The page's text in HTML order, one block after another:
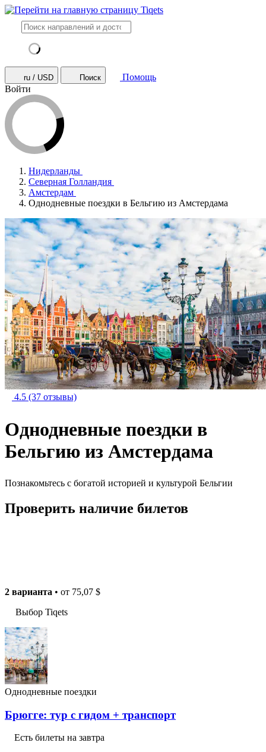
ru / USD Поиск
Помощь
Войти
Нидерланды
Северная Голландия
Амстердам
Однодневные поездки в Бельгию из Амстердама
4.5 (37 отзывы)
Однодневные поездки в
Бельгию из Амстердама
Познакомьтесь с богатой историей и культурой Бельгии
Проверить наличие билетов
2 варианта • от 75,07 $
Выбор Tiqets
Однодневные поездки
Брюгге: тур с гидом + транспорт
Есть билеты на завтра